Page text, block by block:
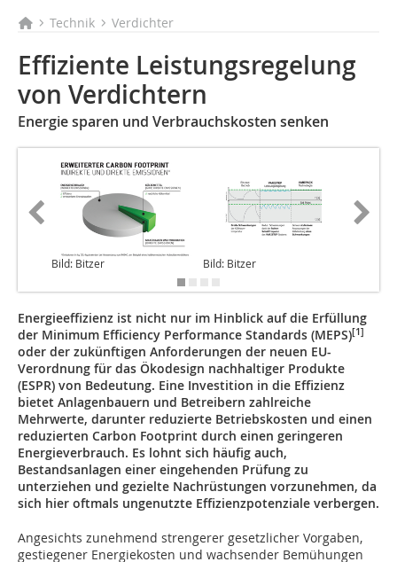
Technik Verdichter
Effiziente Leistungsregelung
von Verdichtern
Energie sparen und Verbrauchskosten senken
Bild: Bitzer Bild: Bitzer
Energieeffizienz ist nicht nur im Hinblick auf die Erfüllung
der Minimum Efficiency Performance Standards (MEPS)[1]
oder der zukünftigen Anforderungen der neuen EU-
Verordnung für das Ökodesign nachhaltiger Produkte
(ESPR) von Bedeutung. Eine Investition in die Effizienz
bietet Anlagenbauern und Betreibern zahlreiche
Mehrwerte, darunter reduzierte Betriebskosten und einen
reduzierten Carbon Footprint durch einen geringeren
Energieverbrauch. Es lohnt sich häufig auch,
Bestandsanlagen einer eingehenden Prüfung zu
unterziehen und gezielte Nachrüstungen vorzunehmen, da
sich hier oftmals ungenutzte Effizienzpotenziale verbergen.
Angesichts zunehmend strengerer gesetzlicher Vorgaben,
gestiegener Energiekosten und wachsender Bemühungen